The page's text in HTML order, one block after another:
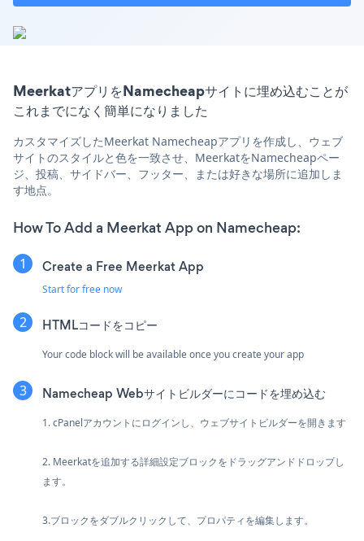
MeerkatアプリをNamecheapサイトに埋め込むことが
これまでになく簡単になりました
カスタマイズしたMeerkat Namecheapアプリを作成し、ウェブ
サイトのスタイルと色を一致させ、MeerkatをNamecheapペー
ジ、投稿、サイドバー、フッター、または好きな場所に追加しま
す地点。
How To Add a Meerkat App on Namecheap:
Create a Free Meerkat App
Start for free now
HTMLコードをコピー
Your code block will be available once you create your app
Namecheap Webサイトビルダーにコードを埋め込む
1. cPanelアカウントにログインし、ウェブサイトビルダーを開きます
2. Meerkatを追加する詳細設定ブロックをドラッグアンドドロップし
ます。
3.ブロックをダブルクリックして、プロパティを編集します。